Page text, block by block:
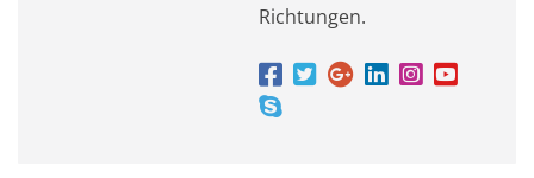
Richtungen.